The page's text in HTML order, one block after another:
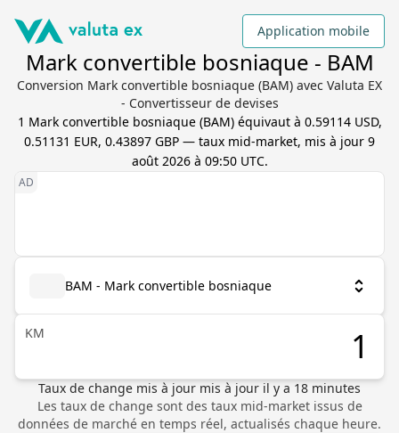
Application mobile
Mark convertible bosniaque - BAM
Conversion Mark convertible bosniaque (BAM) avec Valuta EX
- Convertisseur de devises
1 Mark convertible bosniaque(BAM) équivaut à 0.59114 USD,
0.51131 EUR, 0.43897 GBP — taux mid-market, mis à jour 9
août 2026 à 09:50 UTC.
BAM - Mark convertible bosniaque
KM
Taux de change mis à jour mis à jour il y a 18 minutes
Les taux de change sont des taux mid-market issus de
données de marché en temps réel, actualisés chaque heure.